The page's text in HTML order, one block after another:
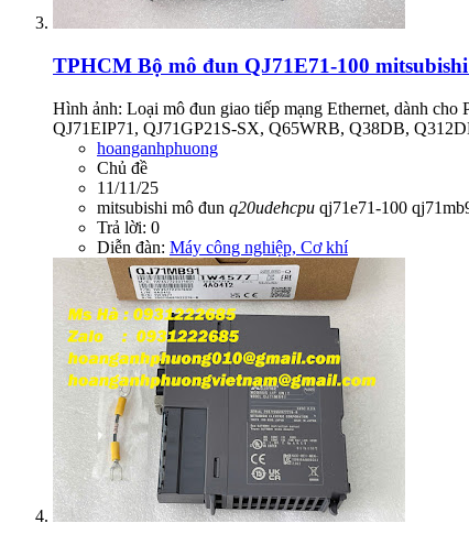
TPHCM Bộ mô đun QJ71E71-100
Hình ảnh: Loại mô đun giao tiếp mạng Ethernet, dành
QJ71EIP71, QJ71GP21S-SX, Q65WRB, Q38DB,
hoanganhphuong
Chủ đề
11/11/25
mitsubishi mô đun q20udehcpu qj71e71-100
Trả lời: 0
Diễn đàn: Máy công nghiệp, Cơ khí